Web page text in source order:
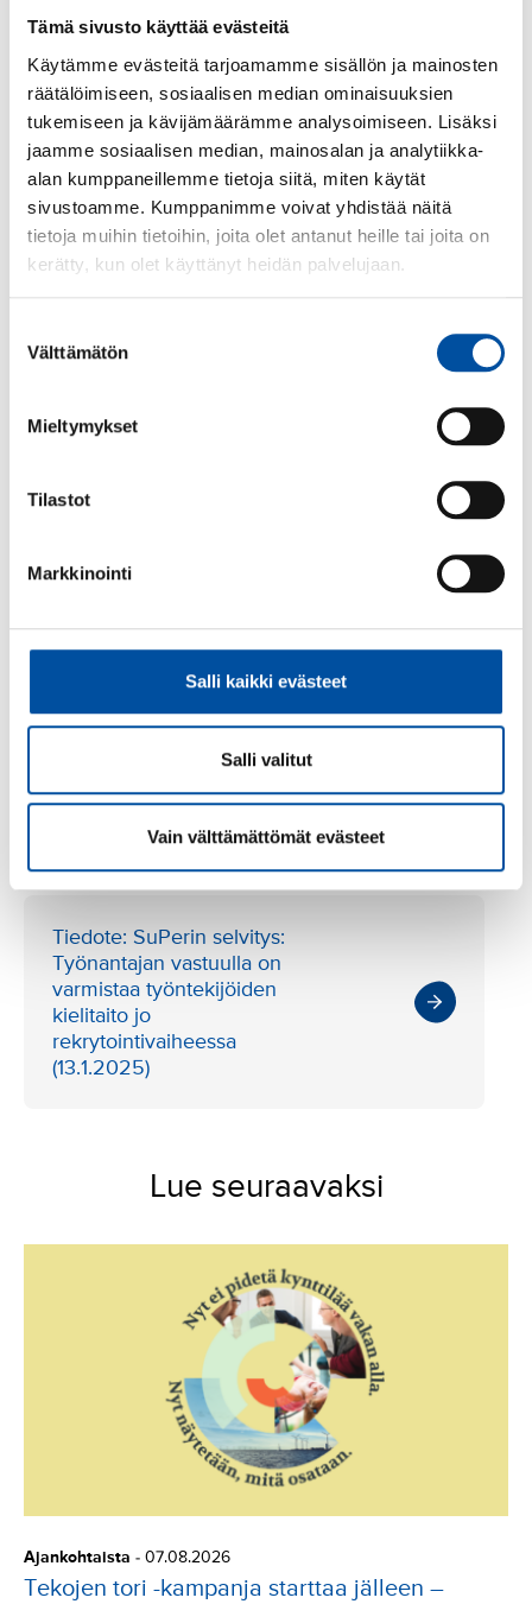
Tämä sivusto käyttää evästeitä
Käytämme evästeitä tarjoamamme sisällön ja mainosten
räätälöimiseen, sosiaalisen median ominaisuuksien
tukemiseen ja kävijämäärämme analysoimiseen. Lisäksi
jaamme sosiaalisen median, mainosalan ja analytiikka-
alan kumppaneillemme tietoja siitä, miten käytät
sivustoamme. Kumppanimme voivat yhdistää näitä
tietoja muihin tietoihin, joita olet antanut heille tai joita on
kerätty, kun olet käyttänyt heidän palvelujaan.
valinta
Välttämätön
Mieltymykset
Tilastot
Markkinointi
Salli kaikki evästeet
Salli valitut
Vain välttämättömät evästeet
Työpaikoilla sovitaan yhteisesti työn tekemisen
Vaikeat tilanteet käsitellään yhdessä sovitulla
tavalla.
Työpaikoilla sitoudutaan nollatoleranssiin rasismia
kohtaan.
Tämä on kaikkien sote- ja varhaiskasvatussektorin
työntekijöiden, asiakkaiden ja työperäisen
maahanmuuton kautta tulevien hoitajien yhteinen
määräaikaisten työsopimusten päätyttyä
Hoitoalalle tulevien hoitajien perheenyhdistäminen
jättämään perheensä lähtömaahan. Emme hyväksy
Kunnioittavasti
Päivi Inberg, puheenjohtaja
SUOMEN LÄHI- JA PERUSHOITAJALIITTO SUPER RY
Tiedote: SuPerin selvitys:
Työnantajan vastuulla on
varmistaa työntekijöiden
kielitaito jo
rekrytointivaiheessa
(13.1.2025)
Lue seuraavaksi
Ajankohtaista - 07.08.2026
Tekojen tori -kampanja starttaa jälleen –